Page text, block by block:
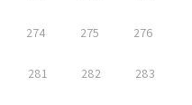
274 275 276
281 282 283